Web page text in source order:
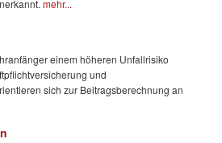
mehr...
einem höheren Unfallrisiko
und
sich zur Beitragsberechnung an